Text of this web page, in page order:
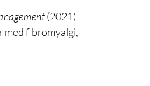
(2021)
med fibromyalgi,